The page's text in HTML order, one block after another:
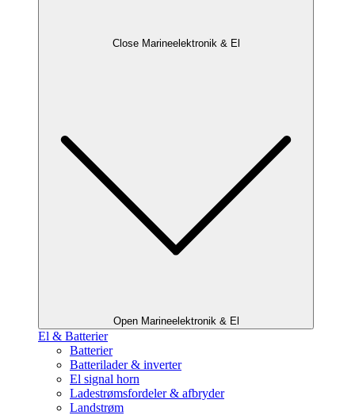
Close Marineelektronik & El
Open Marineelektronik & El
El & Batterier
Batterier
Batterilader & inverter
El signal horn
Ladestrømsfordeler & afbryder
Landstrøm